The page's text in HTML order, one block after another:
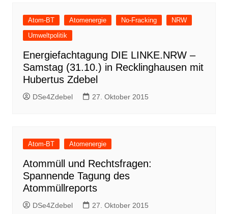
Atom-BT Atomenergie No-Fracking
NRW
Umweltpolitik
Energiefachtagung DIE LINKE.NRW –
Samstag (31.10.) in Recklinghausen mit
Hubertus Zdebel
DSe4Zdebel 27. Oktober 2015
Atom-BT Atomenergie
Atommüll und Rechtsfragen:
Spannende Tagung des
Atommüllreports
DSe4Zdebel 27. Oktober 2015